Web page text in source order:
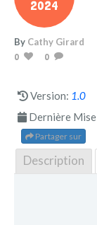
2024
By Cathy Girard
0
0
Version: 1.0
Dernière
Partager sur
Description